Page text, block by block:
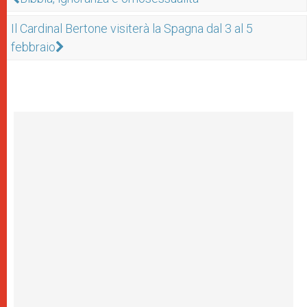
Il Cardinal Bertone visiterà la Spagna dal 3 al 5
febbraio